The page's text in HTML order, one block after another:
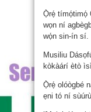
Ọ̀rẹ́ tímọ́timọ́
wọn ní
wọ́n sin-ín sí.
Musiliu
kòkàárí ètò
Ọ̀rẹ́ olóògbé
ẹni tó ní